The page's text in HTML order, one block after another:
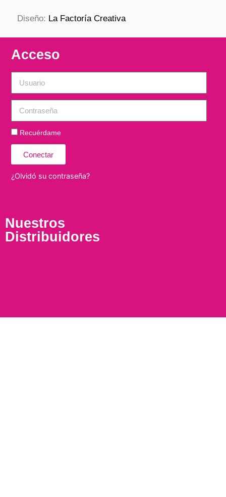
Diseño: La Factoría Creativa
Acceso
Recuérdame
Conectar
¿Olvidó su contraseña?
Nuestros
Distribuidores